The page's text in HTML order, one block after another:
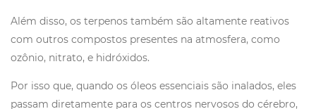
Além disso, os terpenos também são altamente reativos
com outros compostos presentes na atmosfera, como
ozônio, nitrato, e hidróxidos.
Por isso que, quando os óleos essenciais são inalados, eles
passam diretamente para os centros nervosos do cérebro,